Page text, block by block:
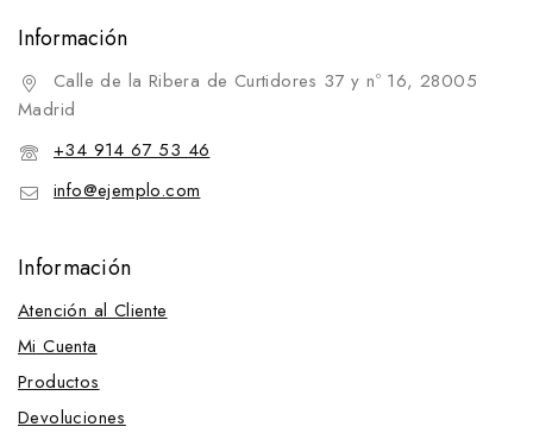
Información
Calle de la Ribera de Curtidores 37 y nº 16, 28005
Madrid
+34 914 67 53 46
info@ejemplo.com
Información
Atención al Cliente
Mi Cuenta
Productos
Devoluciones